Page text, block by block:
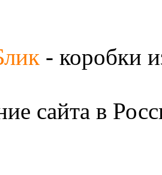
- коробки
сайта в